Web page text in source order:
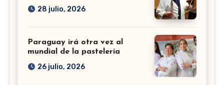
28 julio, 2026
Paraguay irá otra vez al
mundial de la pastelería
26 julio, 2026